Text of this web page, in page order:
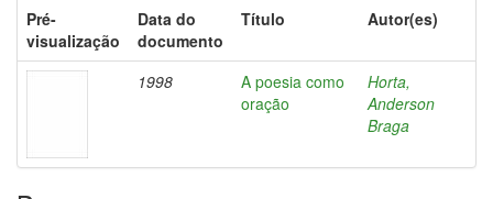
Pré-
visualização
Data do
documento
Título Autor(es)
1998
A poesia como
oração
Horta,
Anderson
Braga